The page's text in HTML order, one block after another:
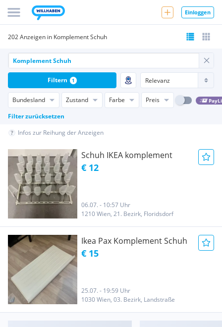
Einloggen
202 Anzeigen in Komplement Schuh
Bundesland Zustand Farbe Preis
Filter zurücksetzen
Filtern 1
Infos zur Reihung der Anzeigen
Schuh IKEA komplement
€ 12
06.07. - 10:57 Uhr
1210 Wien, 21. Bezirk, Floridsdorf
Ikea Pax Komplement Schuh
€ 15
25.07. - 19:59 Uhr
1030 Wien, 03. Bezirk, Landstraße